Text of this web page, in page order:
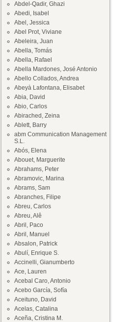
Abdel-Qadir, Ghazi
Abedi, Isabel
Abel, Jessica
Abel Prot, Viviane
Abeleira, Juan
Abella, Tomás
Abella, Rafael
Abella Mardones, José Antonio
Abello Collados, Andrea
Abeyà Lafontana, Elisabet
Abia, David
Abio, Carlos
Abirached, Zeina
Ablett, Barry
abm Communication Management
S.L.
Abós, Elena
Abouet, Marguerite
Abrahams, Peter
Abramovic, Marina
Abrams, Sam
Abranches, Filipe
Abreu, Carlos
Abreu, Alê
Abril, Paco
Abril, Manuel
Absalon, Patrick
Abulí, Enrique S.
Accinelli, Gianumberto
Ace, Lauren
Acebal Caro, Antonio
Acebo García, Sofía
Aceituno, David
Acelas, Catalina
Aceña, Cristina M.